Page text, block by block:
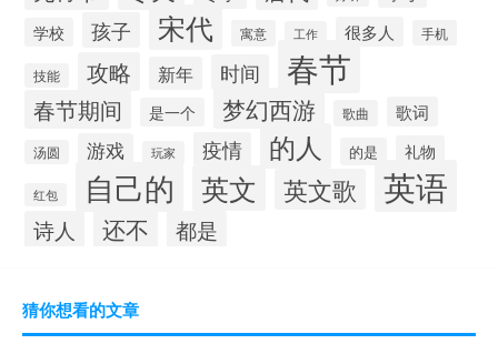
学校
孩子 宋代 寓意 工作 很多人 手机
技能 攻略 新年 时间 春节
春节期间 是一个 梦幻西游 歌曲 歌词
汤圆 游戏 玩家 疫情 的人 的是 礼物
红包 自己的 英文 英文歌 英语
诗人 还不 都是
猜你想看的文章